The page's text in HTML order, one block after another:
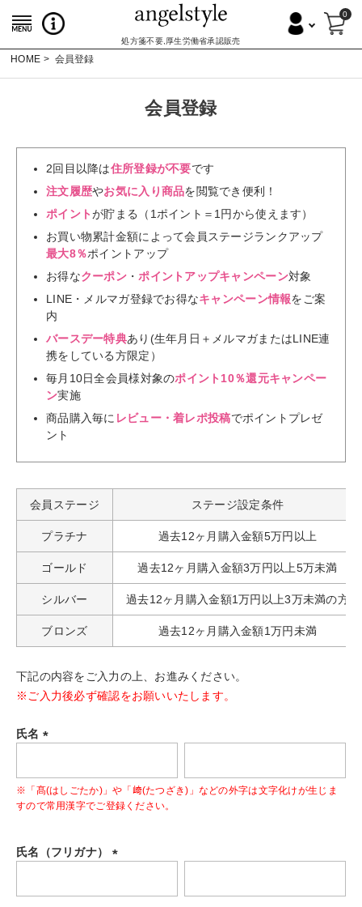
処方箋不要,厚生労働省承認販売
0
HOME 会員登録
会員登録
2回目以降は住所登録が不要です
注文履歴やお気に入り商品を閲覧でき便利！
ポイントが貯まる（1ポイント＝1円から使えます）
お買い物累計金額によって会員ステージランクアップ
最大8％ポイントアップ
お得なクーポン・ ポイントアップキャンペーン対象
LINE・メルマガ登録でお得なキャンペーン情報をご案
内
バースデー特典あり(生年月日＋メルマガまたはLINE連
携をしている方限定）
毎月10日全会員様対象のポイント10％還元キャンペー
ン実施
商品購入毎に レビュー・着レポ投稿でポイントプレゼ
ント
会員ステージ ステージ設定条件
プラチナ 過去12ヶ月購入金額5万円以上
ゴールド 過去12ヶ月購入金額3万円以上5万未満
シルバー 過去12ヶ月購入金額1万円以上3万未満の方
ブロンズ 過去12ヶ月購入金額1万円未満
下記の内容をご入力の上、お進みください。
※ご入力後必ず確認をお願いいたします。
氏名
須
)
※「髙(はしごたか)」や「﨑(たつざき)」などの外字は文字化けが生じま
すので常用漢字でご登録ください。
氏名（フリガナ）